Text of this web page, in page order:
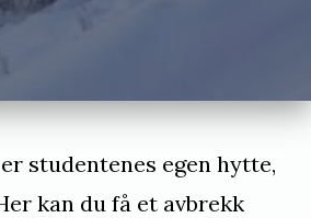
studentenes egen hytte,
kan du få et avbrekk